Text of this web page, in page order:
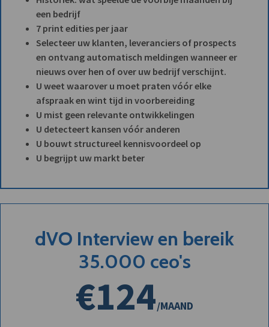
een bedrijf
7 print edities per jaar
Selecteer uw klanten, leveranciers of prospects
en ontvang automatisch meldingen wanneer er
nieuws over hen of over uw bedrijf verschijnt.
U weet waarover u moet praten vóór elke
afspraak en wint tijd in voorbereiding
U mist geen relevante ontwikkelingen
U detecteert kansen vóór anderen
U bouwt structureel kennisvoordeel op
U begrijpt uw markt beter
dVO Interview en bereik
35.000 ceo's
€124/MAAND